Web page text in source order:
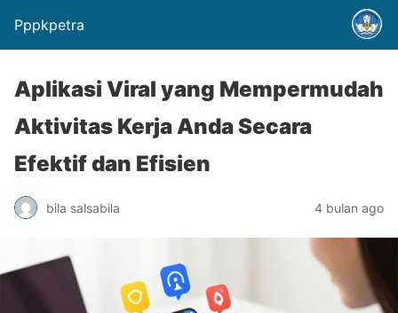
Pppkpetra
Aplikasi Viral yang Mempermudah
Aktivitas Kerja Anda Secara
Efektif dan Efisien
bila salsabila 4 bulan ago